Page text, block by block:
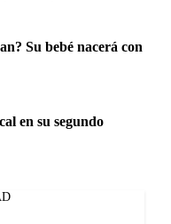
Su bebé nacerá con
en su segundo